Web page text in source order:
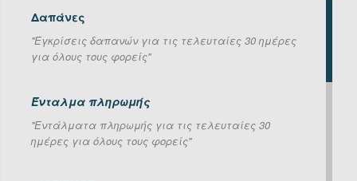
ΥΠΟΥΡΓΕΙΟ ΕΞΩΤΕΡΙΚΩΝ
ΥΠΟΥΡΓΕΙΟ ΕΡΓΑΣΙΑΣ ΚΑΙ ΚΟΙΝΩΝΙΚΗΣ ΑΣΦΑΛΙΣΗΣ
ΥΠΟΥΡΓΕΙΟ ΕΣΩΤΕΡΙΚΩΝ
ΥΠΟΥΡΓΕΙΟ ΚΛΙΜΑΤΙΚΗΣ ΚΡΙΣΗΣ ΚΑΙ ΠΟΛΙΤΙΚΗΣ
ΥΠΟΥΡΓΕΙΟ ΚΟΙΝΩΝΙΚΗΣ ΣΥΝΟΧΗΣ ΚΑΙ
ΟΙΚΟΓΕΝΕΙΑΣ
ΥΠΟΥΡΓΕΙΟ ΝΑΥΤΙΛΙΑΣ ΚΑΙ ΝΗΣΙΩΤΙΚΗΣ ΠΟΛΙΤΙΚΗΣ
ΥΠΟΥΡΓΕΙΟ ΟΙΚΟΝΟΜΙΚΩΝ
Δαπάνες
''Εγκρίσεις δαπανών για τις τελευταίες 30 ημέρες
για όλους τους φορείς''
Ένταλμα πληρωμής
''Εντάλματα πληρωμής για τις τελευταίες 30
ημέρες για όλους τους φορείς''